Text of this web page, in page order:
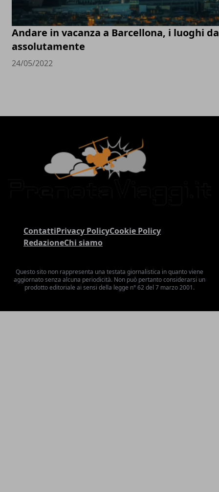
Andare in vacanza a Barcellona, i luoghi
assolutamente
24/05/2022
ContattiPrivacy PolicyCookie Policy
RedazioneChi siamo
Questo sito non rappresenta una testata giornalistica in quanto viene
aggiornato senza alcuna periodicità. Non può pertanto considerarsi un
prodotto editoriale ai sensi della legge n° 62 del 7 marzo 2001.